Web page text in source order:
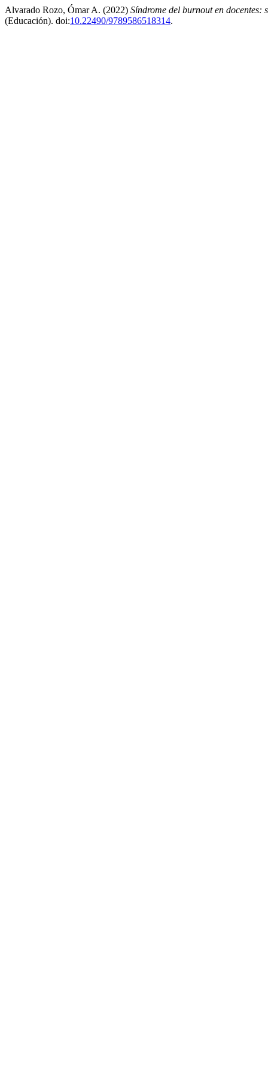
Alvarado Rozo, Ómar A. (2022) Síndrome del burnout en docentes:
(Educación). doi:10.22490/9789586518314.